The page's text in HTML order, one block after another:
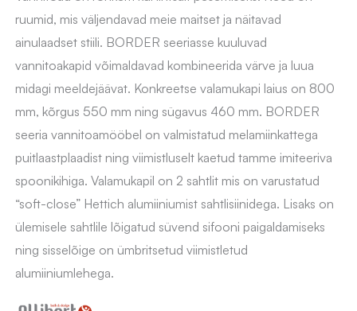
ruumid, mis väljendavad meie maitset ja näitavad
ainulaadset stiili. BORDER seeriasse kuuluvad
vannitoakapid võimaldavad kombineerida värve ja luua
midagi meeldejäävat. Konkreetse valamukapi laius on 800
mm, kõrgus 550 mm ning sügavus 460 mm. BORDER
seeria vannitoamööbel on valmistatud melamiinkattega
puitlaastplaadist ning viimistluselt kaetud tamme imiteeriva
spoonikihiga. Valamukapil on 2 sahtlit mis on varustatud
“soft-close” Hettich alumiiniumist sahtlisiinidega. Lisaks on
ülemisele sahtlile lõigatud süvend sifooni paigaldamiseks
ning sisselõige on ümbritsetud viimistletud
alumiiniumlehega.